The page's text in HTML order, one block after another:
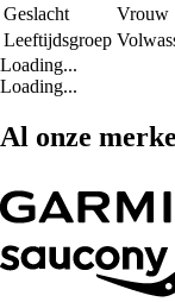
Geslacht
Vrouw
Leeftijdsgroep
Loading...
Loading...
Al onze